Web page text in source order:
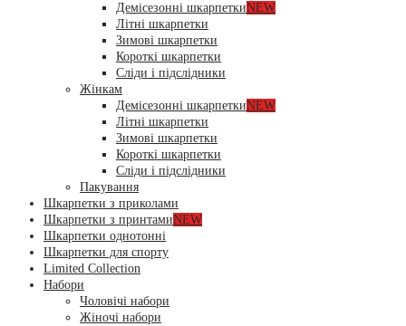
Демісезонні шкарпеткиNEW
Літні шкарпетки
Зимові шкарпетки
Короткі шкарпетки
Сліди і підслідники
Жінкам
Демісезонні шкарпеткиNEW
Літні шкарпетки
Зимові шкарпетки
Короткі шкарпетки
Сліди і підслідники
Пакування
Шкарпетки з приколами
Шкарпетки з принтамиNEW
Шкарпетки однотонні
Шкарпетки для спорту
Limited Collection
Набори
Чоловічі набори
Жіночі набори